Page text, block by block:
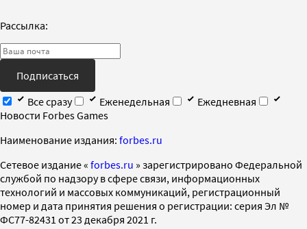
Рассылка:
Подписаться
Все сразу
Еженедельная
Ежедневная
Новости Forbes Games
Наименование издания: forbes.ru
Cетевое издание « forbes.ru » зарегистрировано Федеральной
службой по надзору в сфере связи, информационных
технологий и массовых коммуникаций, регистрационный
номер и дата принятия решения о регистрации: серия Эл №
ФС77-82431 от 23 декабря 2021 г.